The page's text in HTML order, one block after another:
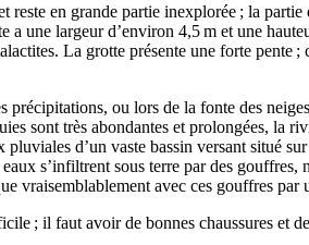
en grande partie inexplorée ; la
a une largeur d’environ 4,5 m et une
La grotte présente une forte
ou lors de la fonte des
sont très abondantes et prolongées, la
pluviales d’un vaste bassin versant
s’infiltrent sous terre par des gouffres,
vraisemblablement avec ces gouffres par
; il faut avoir de bonnes chaussures et